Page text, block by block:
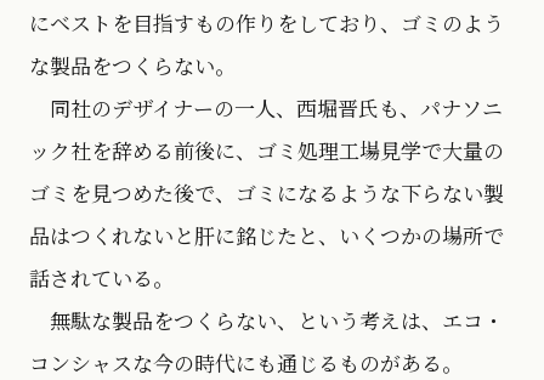
にベストを目指すもの作りをしており、ゴミのよう
な製品をつくらない。
同社のデザイナーの一人、西堀晋氏も、パナソニ
ック社を辞める前後に、ゴミ処理工場見学で大量の
ゴミを見つめた後で、ゴミになるような下らない製
品はつくれないと肝に銘じたと、いくつかの場所で
話されている。
無駄な製品をつくらない、という考えは、エコ・
コンシャスな今の時代にも通じるものがある。